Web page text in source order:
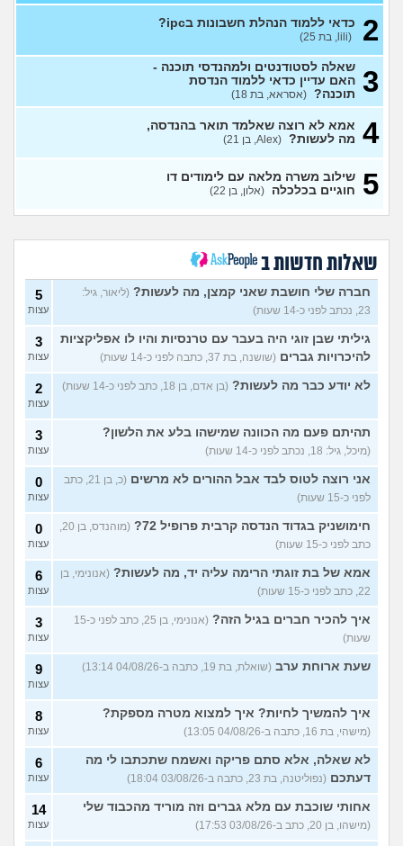
לרפואה (מירי, בת 23) עצות
יש לי 11 שנות לימוד איך אני
אני מרגישה שאני לא מתקדמת
לשום מקום
(ללללל, בת 24)
לימודים בתחום מזרחנות/
קרימינולוגיה עם אבחנות
ללמוד פסיכולוגיה? (מישהו, בן
87)
(ירין, בת 19)
סיימתי תואר והבנתי שאני לא
רוצה לעבוד בתחום, מה
עכשיו?
(טל, בת 29)
9
עצות
מס שאלות לסטודנטים ובוגרים
של המכללה האקדמית וינגייט
1
עצות
לימודים מסלול בוקר או ערב? 3
עצות
אילו יחידות טכנולוגיות יש?
(אנונימי, בן 17)
2
עצות
החיים בתור סטודנט לרפואה
(אנונימי, בן 20)
9
עצות
הנדסת בניין באריאל או סמי
(יותם, בן 23)
3
עצות
אני מרגישה ממש תקועה, איך
להתמודד? (מאיה, בת 23) עצות
עוד שאלות חדשות במדור
2 כדאי ללמוד הנהלת חשבונות בipc?
(lili, בת 25)
3 שאלה לסטודנטים ולמהנדסי תוכנה -
האם עדיין כדאי ללמוד הנדסת
תוכנה? (אסראא, בת 18)
4 אמא לא רוצה שאלמד תואר בהנדסה,
מה לעשות? (Alex, בן 21)
5 שילוב משרה מלאה עם לימודים דו
חוגיים בכלכלה (אלון, בן 22)
שאלות חדשות ב
חברה שלי חושבת שאני קמצן, מה לעשות? (ליאור, גיל:
23, נכתב לפני כ-14 שעות)
5
עצות
גיליתי שבן זוגי היה בעבר עם טרנסיות והיו לו אפליקציות
להיכרויות גברים (שושנה, בת 37, כתבה לפני כ-14 שעות)
3
עצות
לא יודע כבר מה לעשות? (בן אדם, בן 18, כתב לפני כ-14 שעות) 2
עצות
תהיתם פעם מה הכוונה שמישהו בלע את הלשון?
(מיכל, גיל: 18, נכתב לפני כ-14 שעות)
3
עצות
אני רוצה לטוס לבד אבל ההורים לא מרשים
(כ, בן 21, כתב
לפני כ-15 שעות)
0
עצות
חימושניק בגדוד הנדסה קרבית פרופיל 72?
(מוהנדס, בן 20,
כתב לפני כ-15 שעות)
0
עצות
אמא של בת זוגתי הרימה עליה יד, מה לעשות? (אנונימי, בן
22, כתב לפני כ-15 שעות)
6
עצות
איך להכיר חברים בגיל הזה?
(אנונימי, בן 25, כתב לפני כ-15
שעות)
3
עצות
שעת ארוחת ערב (שואלת, בת 19, כתבה ב-04/08/26 13:14) 9
עצות
איך להמשיך לחיות? איך למצוא מטרה מספקת?
(מישהי, בת 16, כתבה ב-04/08/26 13:05)
8
עצות
לא שאלה, אלא סתם פריקה ואשמח שתכתבו לי מה
דעתכם (נפוליטנה, בת 23, כתבה ב-03/08/26 18:04)
6
עצות
אחותי שוכבת עם מלא גברים וזה מוריד מהכבוד שלי
(מישהו, בן 20, כתב ב-03/08/26 17:53)
14
עצות